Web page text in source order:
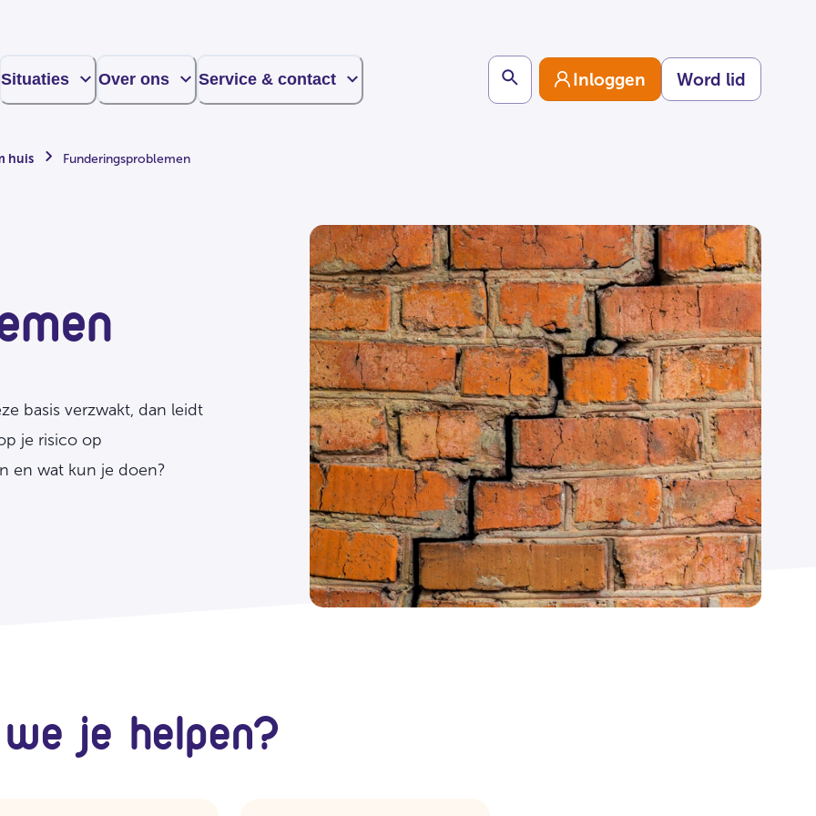
Situaties Over ons Service & contact Search Inloggen Word lid
huis Funderingsproblemen
basis verzwakt, dan leidt
je risico op
en wat kun je doen?
je helpen?